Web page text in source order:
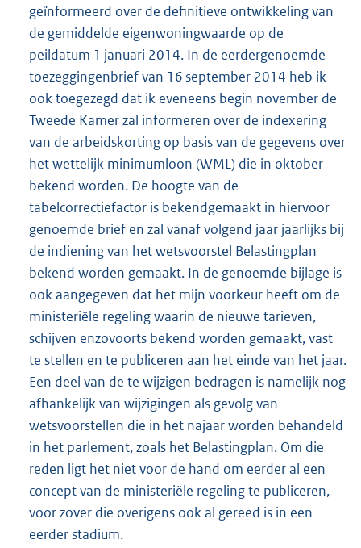
geïnformeerd over de definitieve ontwikkeling van
de gemiddelde eigenwoningwaarde op de
peildatum 1 januari 2014. In de eerdergenoemde
toezeggingenbrief van 16 september 2014 heb ik
ook toegezegd dat ik eveneens begin november de
Tweede Kamer zal informeren over de indexering
van de arbeidskorting op basis van de gegevens over
het wettelijk minimumloon (WML) die in oktober
bekend worden. De hoogte van de
tabelcorrectiefactor is bekendgemaakt in hiervoor
genoemde brief en zal vanaf volgend jaar jaarlijks bij
de indiening van het wetsvoorstel Belastingplan
bekend worden gemaakt. In de genoemde bijlage is
ook aangegeven dat het mijn voorkeur heeft om de
ministeriële regeling waarin de nieuwe tarieven,
schijven enzovoorts bekend worden gemaakt, vast
te stellen en te publiceren aan het einde van het jaar.
Een deel van de te wijzigen bedragen is namelijk nog
afhankelijk van wijzigingen als gevolg van
wetsvoorstellen die in het najaar worden behandeld
in het parlement, zoals het Belastingplan. Om die
reden ligt het niet voor de hand om eerder al een
concept van de ministeriële regeling te publiceren,
voor zover die overigens ook al gereed is in een
eerder stadium.